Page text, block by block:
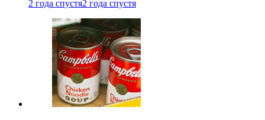
2 года спустя2 года спустя